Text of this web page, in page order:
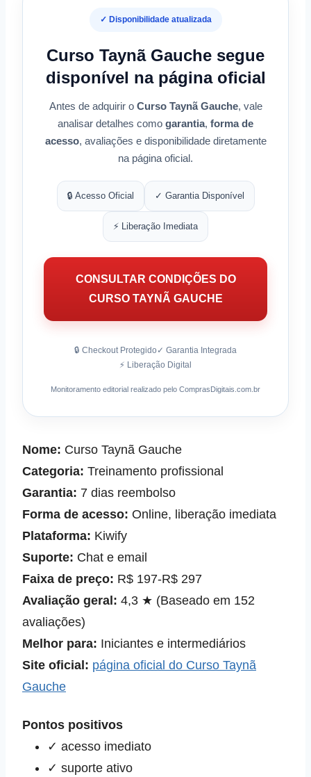
✓ Disponibilidade atualizada
Curso Taynã Gauche segue
disponível na página oficial
Antes de adquirir o Curso Taynã Gauche, vale
analisar detalhes como garantia, forma de
acesso, avaliações e disponibilidade diretamente
na página oficial.
🔒 Acesso Oficial ✓ Garantia Disponível
⚡ Liberação Imediata
CONSULTAR CONDIÇÕES DO
CURSO TAYNÃ GAUCHE
🔒 Checkout Protegido ✓ Garantia Integrada
⚡ Liberação Digital
Monitoramento editorial realizado pelo ComprasDigitais.com.br
Nome: Curso Taynã Gauche
Categoria: Treinamento profissional
Garantia: 7 dias reembolso
Forma de acesso: Online, liberação imediata
Plataforma: Kiwify
Suporte: Chat e email
Faixa de preço: R$ 197‑R$ 297
Avaliação geral: 4,3 ★ (Baseado em 152
avaliações)
Melhor para: Iniciantes e intermediários
Site oficial: página oficial do Curso Taynã
Gauche
Pontos positivos
✓ acesso imediato
✓ suporte ativo